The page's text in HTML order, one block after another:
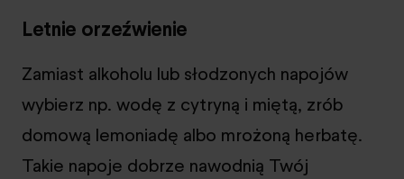
Letnie orzeźwienie
Zamiast alkoholu lub słodzonych napojów
wybierz np. wodę z cytryną i miętą, zrób
domową lemoniadę albo mrożoną herbatę.
Takie napoje dobrze nawodnią Twój